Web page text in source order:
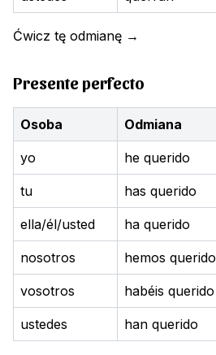
Ćwicz tę odmianę →
Presente perfecto
Osoba Odmiana
yo he querido
tu has querido
ella/él/usted ha querido
nosotros hemos querido
vosotros habéis querido
ustedes han querido